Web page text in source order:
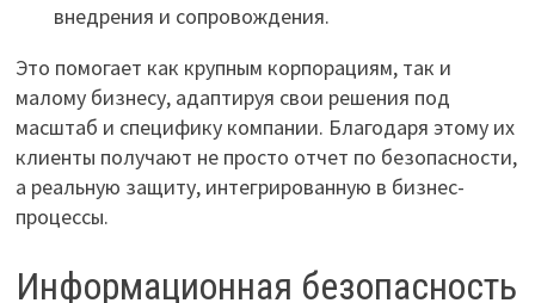
внедрения и сопровождения.
Это помогает как крупным корпорациям, так и
малому бизнесу, адаптируя свои решения под
масштаб и специфику компании. Благодаря этому их
клиенты получают не просто отчет по безопасности,
а реальную защиту, интегрированную в бизнес-
процессы.
Информационная безопасность